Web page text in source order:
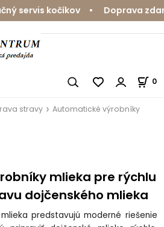
kočíkov • Doprava
0
stravy
Automatické výrobníky
mlieka pre rýchlu
dojčenského mlieka
predstavujú moderné riešenie